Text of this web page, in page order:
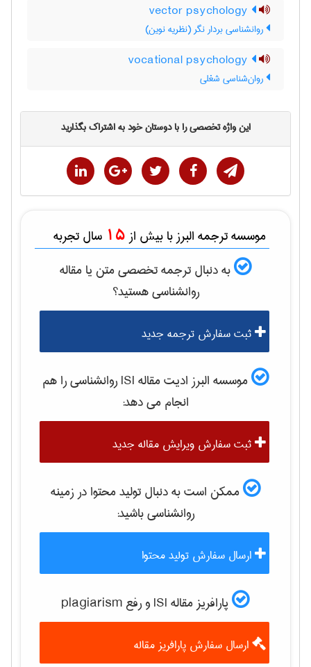
روانشناسی بردار نگر (نظریه نوین)
روان‌شناسي شغلي
این واژه تخصصی را با دوستان خود به اشتراک بگذارید
موسسه ترجمه البرز با بیش از 15 سال تجربه
به دنبال ترجمه تخصصی متن یا مقاله
روانشناسیهستید؟
ثبت سفارش ترجمه جدید
موسسه البرز ادیت مقاله ISI روانشناسیرا هم
انجام می دهد:
ثبت سفارش ویرایش مقاله جدید
ممکن است به دنبال تولید محتوا در زمینه
روانشناسیباشید:
ارسال سفارش تولید محتوا
پارافریز مقاله ISI و رفع plagiarism
ارسال سفارش پارافریز مقاله